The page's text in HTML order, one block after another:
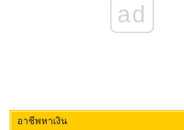
ad
อาชีพหาเงิน